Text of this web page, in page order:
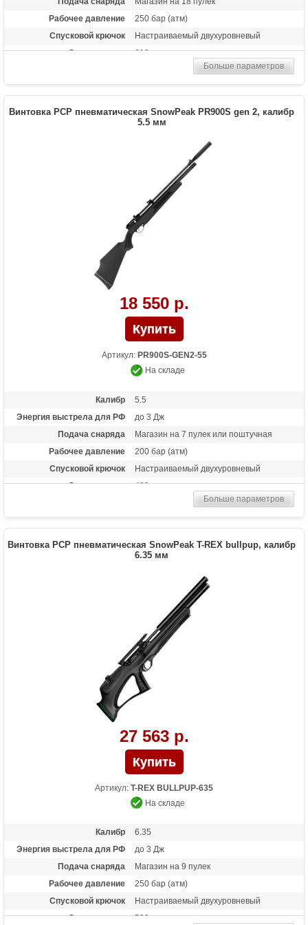
Рабочее давление
250 бар (атм)
Спусковой крючок
Настраиваемый двухуровневый
Длина ствола
610 мм
Длина (см)
92.5
кольца
Регулятор давления, встроенный
модератор, регулируемый подщечник
Больше параметров
Винтовка PCP пневматическая SnowPeak PR900S gen 2, калибр
5.5 мм
18 550 р.
Артикул: PR900S-GEN2-55
На складе
Калибр
5.5
Энергия выстрела для РФ
до 3 Дж
Подача снаряда
Магазин на 7 пулек или поштучная
Рабочее давление
200 бар (атм)
Спусковой крючок
Настраиваемый двухуровневый
Длина ствола
480 мм
Длина (см)
95
кольца, лоток для поштучного заряжания
Регулятор давления, встроенный
модератор, карабинная подача пульки,
манометр на баллоне
Больше параметров
Винтовка PCP пневматическая SnowPeak T-REX bullpup, калибр
6.35 мм
27 563 р.
Артикул: T-REX BULLPUP-635
На складе
Калибр
6.35
Энергия выстрела для РФ
до 3 Дж
Подача снаряда
Магазин на 9 пулек
Рабочее давление
250 бар (атм)
Спусковой крючок
Настраиваемый двухуровневый
Длина ствола
530 мм